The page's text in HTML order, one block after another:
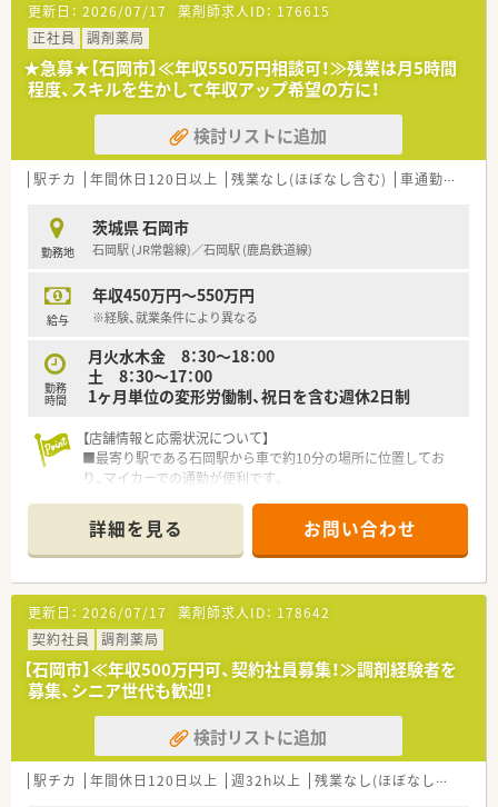
更新日： 2026/07/17 薬剤師求人ID： 176615
正社員
調剤薬局
★急募★【石岡市】≪年収550万円相談可！≫残業は月5時間
程度、スキルを生かして年収アップ希望の方に！
検討リストに追加
駅チカ 年間休日120日以上 残業なし(ほぼなし含む) 車通勤可
勤務地
茨城県 石岡市
石岡駅 (JR常磐線)／石岡駅 (鹿島鉄道線)
給与
年収450万円～550万円
※経験、就業条件により異なる
勤務
時間
月火水木金 8：30～18：00
土 8：30～17：00
1ヶ月単位の変形労働制、祝日を含む週休2日制
【店舗情報と応需状況について】
■最寄り駅である石岡駅から車で約10分の場所に位置してお
り、マイカーでの通勤が便利です。
枚から80枚を応需します。
■薬剤師は常勤3名とパート2名が在籍し、常時2名から3名の体
制で協力し業務を進めます。
【募集背景と求める人物像について】
■将来的に薬局の中核を担う、管理薬剤師候補としてご活躍いた
だける方を募集しています。
■調剤薬局での実務経験をお持ちの方を求めており、病院薬剤師
のみのご経験の方も歓迎します。
■かかりつけ薬剤師として、地域の方々の健康に積極的に貢献し
たいという想いのある方を求めています。
【勤務実態について】
■月曜日を除いた平日は18時に終業するため、仕事終わりのプ
詳細を見る お問い合わせ
更新日： 2026/07/17 薬剤師求人ID： 178642
契約社員
調剤薬局
【石岡市】≪年収500万円可、契約社員募集！≫調剤経験者を
募集、シニア世代も歓迎！
検討リストに追加
駅チカ 年間休日120日以上 週32h以上 残業なし(ほぼなし含む)